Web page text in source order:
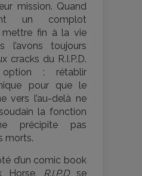
mission. Quand
un complot
mettre fin à la vie
l’avons toujours
cracks du R.I.P.D.
option : rétablir
pour que le
vers l’au-delà ne
la fonction
précipite pas
morts.
d’un comic book
Horse, R.I.P.Dse